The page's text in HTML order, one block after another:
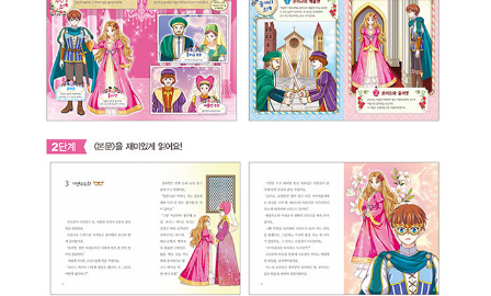
특히 《헨리 6세》는 공전의 히트를 기록했다. 그에 대해 악의에 찬 비
난도 없지 않았지만, 시간이 지날수록 그의 작품은 인기를 더해 갔다.
1623년 벤 존슨은 그리스와 로마의 극작가와 견줄 수 있는 사람은 오
직 셰익스피어뿐이라고 호평하며, 그는 “어느 한 시대 사람이 아니라,
모든 시대의 사람”이라고 칭찬했다. 1668년 존 드라이든은 셰익스피
어를 “가장 크고 포괄적인 영혼”이라고 극찬했다. 셰익스피어는 159
0년에서 1613년에 이르기까지 10편의 비극(로마극 포함), 18편의
희극, 10편의 역사극, 그리고 시집 《소네트》를 집필했다. 38편의 희
곡 작품들은 상연 연대에 따라 대개 4기로 분류된다.